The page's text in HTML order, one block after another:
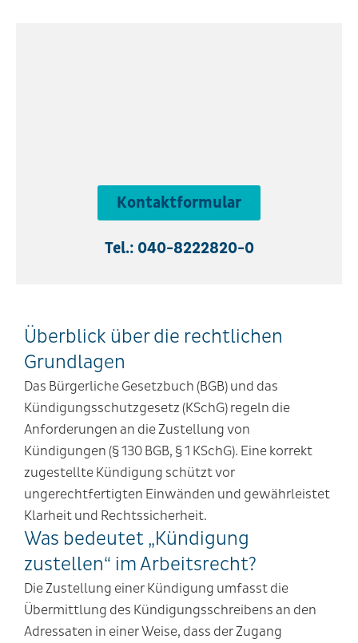
Kontaktformular
Tel.: 040-8222820-0
Überblick über die rechtlichen
Grundlagen
Das Bürgerliche Gesetzbuch (BGB) und das
Kündigungsschutzgesetz (KSchG) regeln die
Anforderungen an die Zustellung von
Kündigungen (§ 130 BGB, § 1 KSchG). Eine korrekt
zugestellte Kündigung schützt vor
ungerechtfertigten Einwänden und gewährleistet
Klarheit und Rechtssicherheit.
Was bedeutet „Kündigung
zustellen“ im Arbeitsrecht?
Die Zustellung einer Kündigung umfasst die
Übermittlung des Kündigungsschreibens an den
Adressaten in einer Weise, dass der Zugang